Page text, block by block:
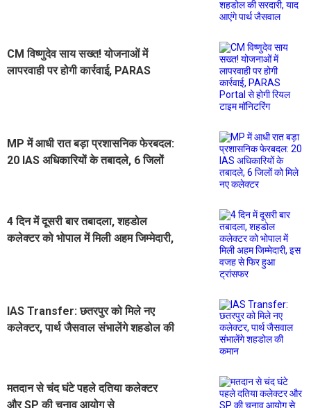
CM विष्णुदेव साय सख्त! योजनाओं में
लापरवाही पर होगी कार्रवाई, PARAS
MP में आधी रात बड़ा प्रशासनिक फेरबदल:
20 IAS अधिकारियों के तबादले, 6 जिलों
4 दिन में दूसरी बार तबादला, शहडोल
कलेक्टर को भोपाल में मिली अहम जिम्मेदारी,
IAS Transfer: छतरपुर को मिले नए
कलेक्टर, पार्थ जैसवाल संभालेंगे शहडोल की
मतदान से चंद घंटे पहले दतिया कलेक्टर
और SP की चुनाव आयोग से